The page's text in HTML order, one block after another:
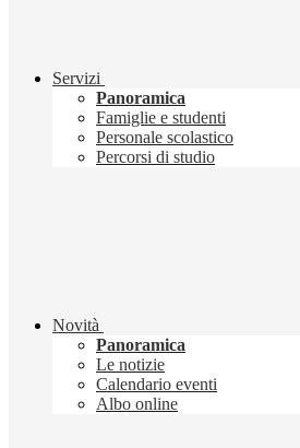
Servizi
Panoramica
Famiglie e studenti
Personale scolastico
Percorsi di studio
Novità
Panoramica
Le notizie
Calendario eventi
Albo online